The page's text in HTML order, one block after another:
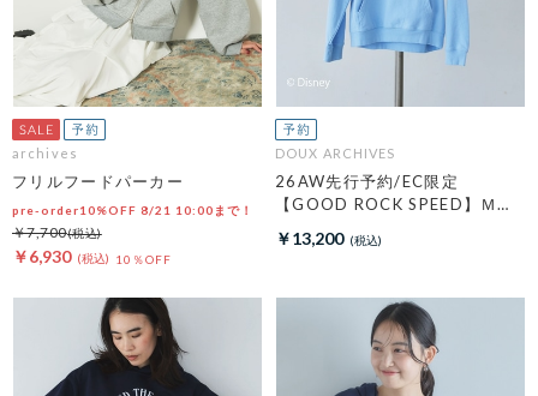
archives
フリルフードパーカー
pre-order10%OFF 8/21 10:00まで！
￥6,930 10％OFF
￥7,700
DOUX ARCHIVES
26AW先行予約/EC限定
【GOOD ROCK SPEED】ＭＩ
￥13,200